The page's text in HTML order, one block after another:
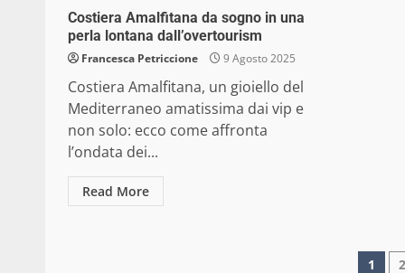
Costiera Amalfitana da sogno in una
perla lontana dall’overtourism
Francesca Petriccione 9 Agosto 2025
Costiera Amalfitana, un gioiello del
Mediterraneo amatissima dai vip e
non solo: ecco come affronta
l’ondata dei...
Read More
1 2